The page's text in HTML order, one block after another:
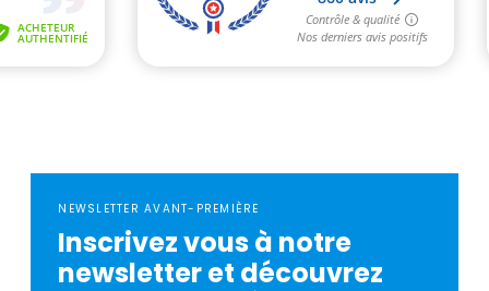
NEWSLETTER AVANT-PREMIÈRE
Inscrivez vous à notre
newsletter et découvrez